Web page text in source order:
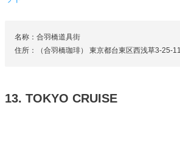
名称：合羽橋道具街
住所：（合羽橋珈琲） 東京都台東区西浅草3-25-11
13. TOKYO CRUISE